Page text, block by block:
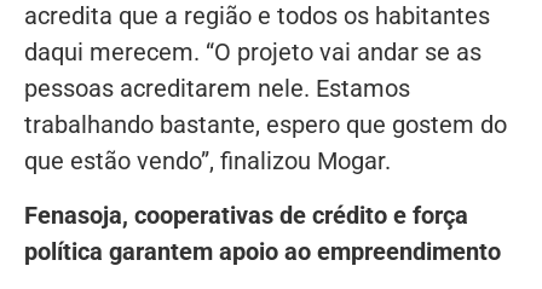
acredita que a região e todos os habitantes
daqui merecem. “O projeto vai andar se as
pessoas acreditarem nele. Estamos
trabalhando bastante, espero que gostem do
que estão vendo”, finalizou Mogar.
Fenasoja, cooperativas de crédito e força
política garantem apoio ao empreendimento